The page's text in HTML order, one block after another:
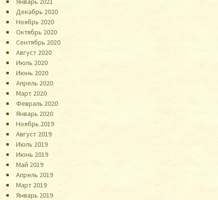
Декабрь 2020
Ноябрь 2020
Октябрь 2020
Сентябрь 2020
Август 2020
Июль 2020
Июнь 2020
Апрель 2020
Март 2020
Февраль 2020
Январь 2020
Ноябрь 2019
Август 2019
Июль 2019
Июнь 2019
Май 2019
Апрель 2019
Март 2019
Январь 2019